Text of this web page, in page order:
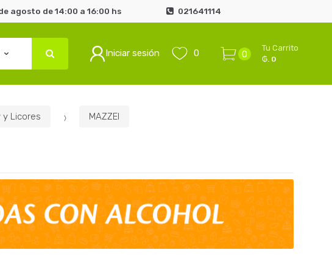
agosto de 14:00 a 16:00 hs 021641114
Iniciar sesión 0 0
Tu Carrito
₲. 0
y Licores MAZZEI